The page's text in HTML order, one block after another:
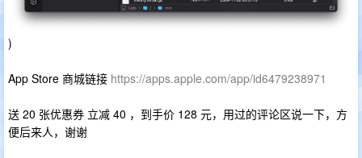
)
App Store 商城链接 https://apps.apple.com/app/id6479238971
送 20 张优惠券 立减 40 ，到手价 128 元，用过的评论区说一下，方
便后来人，谢谢